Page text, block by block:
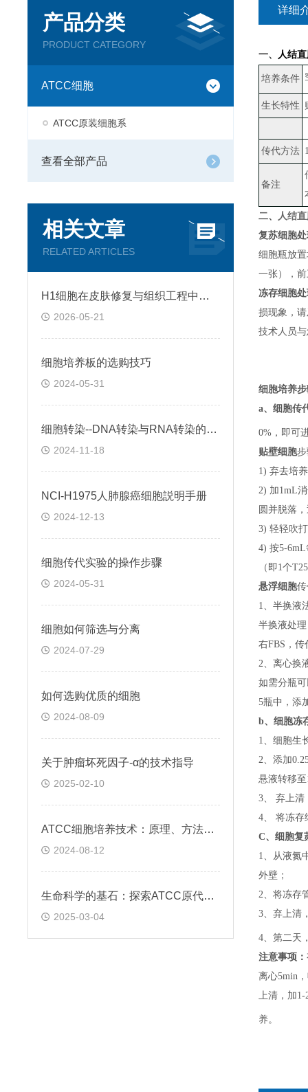
产品分类
PRODUCT CATEGORY
ATCC细胞
ATCC原装细胞系
查看全部产品
相关文章
RELATED ARTICLES
H1细胞在皮肤修复与组织工程中的应用前景
2026-05-21
细胞培养板的选购技巧
2024-05-31
细胞转染--DNA转染与RNA转染的区别
2024-11-18
NCI-H1975人肺腺癌细胞説明手册
2024-12-13
细胞传代实验的操作步骤
2024-05-31
细胞如何筛选与分离
2024-07-29
如何选购优质的细胞
2024-08-09
关于​肿瘤坏死因子-α的技术指导
2025-02-10
ATCC细胞培养技术：原理、方法与应用实践
2024-08-12
生命科学的基石：探索ATCC原代细胞的魅力
2025-03-04
详细
一、 人结
培养条件
生长特性
传代方法
备注
二、
人结
复苏细胞
细胞瓶放
一张）
，
冻存细胞
损现象，
技术人员
细胞培养
a、 细胞传
0%，即可
贴壁细胞
1) 弃去培
2) 加1mL
圆并脱落
3) 轻轻吹
4) 按5-
（即1个
悬浮细胞
1、半换液
半换液处
右FBS，
2、离心换
如需分瓶
5瓶中，添
b、 细胞冻
1、细胞生
2、添加
悬液转移
3、 弃上清
4、 将冻存
C、 细胞复
1、 从液氮
外壁；
2、 将冻存
3、 弃上清
4、 第二天
注意事项：
离心5min，
上清，加1-
养。